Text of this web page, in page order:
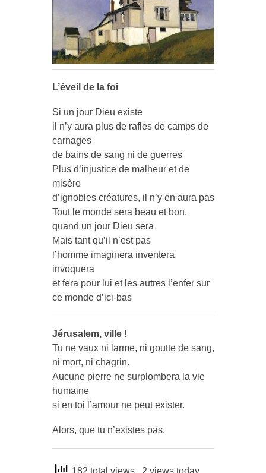
L’éveil de la foi
Si un jour Dieu existe
il n’y aura plus de rafles de camps de
carnages
de bains de sang ni de guerres
Plus d’injustice de malheur et de
misère
d’ignobles créatures, il n’y en aura pas
Tout le monde sera beau et bon,
quand un jour Dieu sera
Mais tant qu’il n’est pas
l’homme imaginera inventera
invoquera
et fera pour lui et les autres l’enfer sur
ce monde d’ici-bas
Jérusalem, ville !
Tu ne vaux ni larme, ni goutte de sang,
ni mort, ni chagrin.
Aucune pierre ne surplombera la vie
humaine
si en toi l’amour ne peut exister.
Alors, que tu n’existes pas.
182 total views , 2 views today